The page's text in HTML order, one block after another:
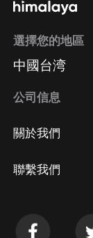
選擇您的地區
中國台湾
公司信息
關於我們
聯繫我們